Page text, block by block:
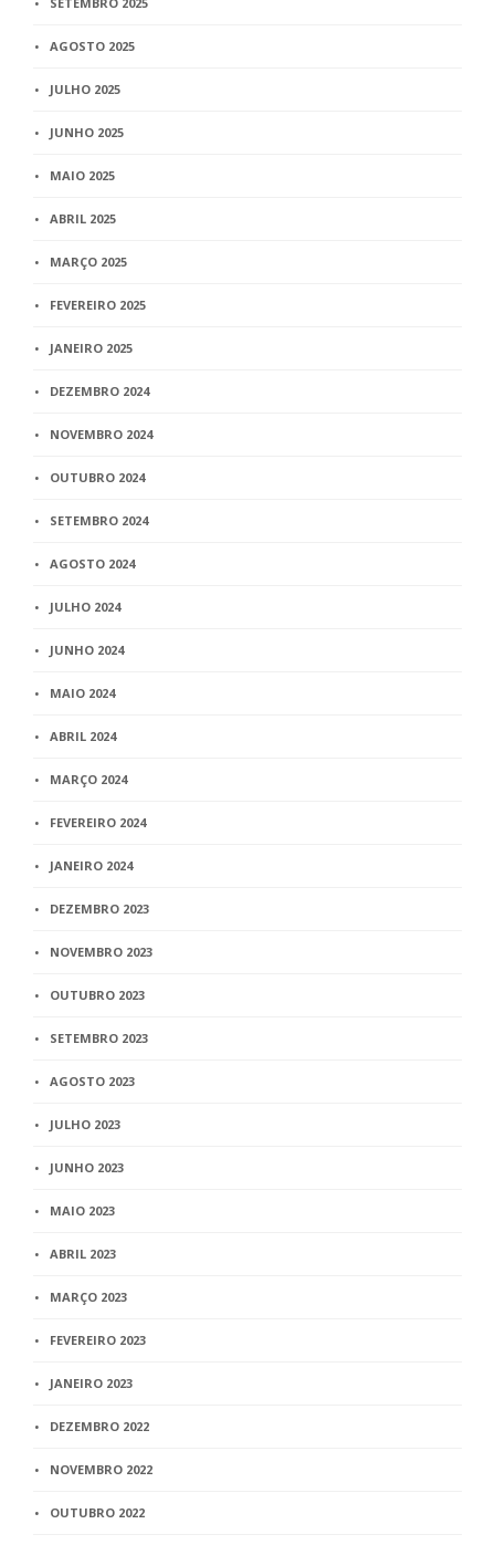
AGOSTO 2025
JULHO 2025
JUNHO 2025
MAIO 2025
ABRIL 2025
MARÇO 2025
FEVEREIRO 2025
JANEIRO 2025
DEZEMBRO 2024
NOVEMBRO 2024
OUTUBRO 2024
SETEMBRO 2024
AGOSTO 2024
JULHO 2024
JUNHO 2024
MAIO 2024
ABRIL 2024
MARÇO 2024
FEVEREIRO 2024
JANEIRO 2024
DEZEMBRO 2023
NOVEMBRO 2023
OUTUBRO 2023
SETEMBRO 2023
AGOSTO 2023
JULHO 2023
JUNHO 2023
MAIO 2023
ABRIL 2023
MARÇO 2023
FEVEREIRO 2023
JANEIRO 2023
DEZEMBRO 2022
NOVEMBRO 2022
OUTUBRO 2022